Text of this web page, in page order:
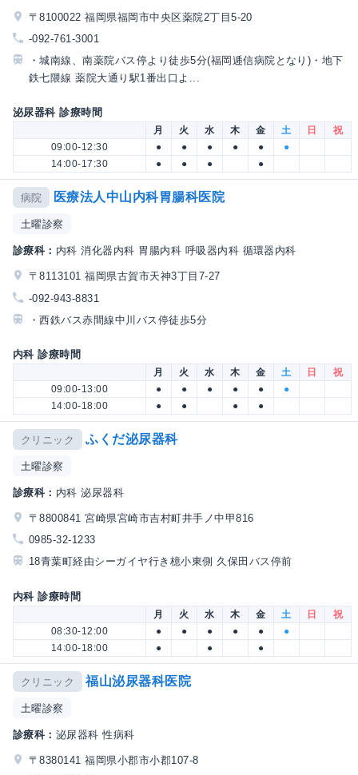
〒8100022 福岡県福岡市中央区薬院2丁目5-20
-092-761-3001
・城南線、南薬院バス停より徒歩5分(福岡逓信病院となり)・地下
鉄七隈線 薬院大通り駅1番出口よ...
泌尿器科 診療時間
月 火 水 木 金 土 日
祝
09:00-12:30
● ● ● ● ●
●
14:00-17:30
● ● ● ●
病院 医療法人中山内科胃腸科医院
土曜診察
診療科： 内科 消化器内科 胃腸内科 呼吸器内科 循環器内科
〒8113101 福岡県古賀市天神3丁目7-27
-092-943-8831
・西鉄バス赤間線中川バス停徒歩5分
内科 診療時間
月 火 水 木 金 土 日
祝
09:00-13:00
● ● ● ● ●
●
14:00-18:00
● ● ● ●
クリニック ふくだ泌尿器科
土曜診察
診療科： 内科 泌尿器科
〒8800841 宮崎県宮崎市吉村町井手ノ中甲816
0985-32-1233
18青葉町経由シーガイヤ行き檍小東側 久保田バス停前
内科 診療時間
月 火 水 木 金 土 日
祝
08:30-12:00
● ● ● ● ●
●
14:00-18:00
● ● ●
クリニック 福山泌尿器科医院
土曜診察
診療科： 泌尿器科 性病科
〒8380141 福岡県小郡市小郡107-8